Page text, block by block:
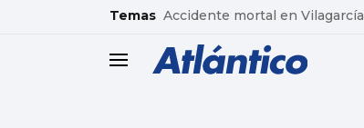
common.go-to-content
Temas Accidente mortal en Vilagarcía
header.menu.open